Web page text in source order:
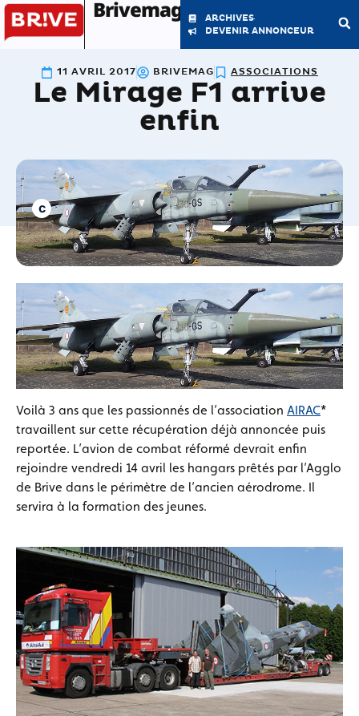
Brivemag'
ARCHIVES
DEVENIR ANNONCEUR
11 AVRIL 2017 BRIVEMAG ASSOCIATIONS
Le Mirage F1 arrive
enfin
Voilà 3 ans que les passionnés de l’association AIRAC*
travaillent sur cette récupération déjà annoncée puis
reportée. L’avion de combat réformé devrait enfin
rejoindre vendredi 14 avril les hangars prêtés par l’Agglo
de Brive dans le périmètre de l’ancien aérodrome. Il
servira à la formation des jeunes.